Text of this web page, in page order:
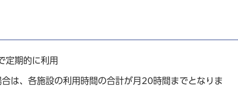
定期的に利用
は、各施設の利用時間の合計が月20時間までとなりま